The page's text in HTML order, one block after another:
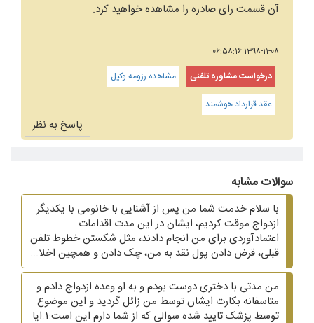
آن قسمت رای صادره را مشاهده خواهید کرد.
1398-11-08 06:58:16
درخواست مشاوره تلفنی
مشاهده رزومه وکیل
عقد قرارداد هوشمند
پاسخ به نظر
سوالات مشابه
با سلام خدمت شما من پس از آشنایی با خانومی با یکدیگر
ازدواج موقت کردیم، ایشان در این مدت اقدامات
اعتمادآوردی برای من انجام دادند، مثل شکستن خطوط تلفن
قبلی، قرض دادن پول نقد به من، چک دادن و همچین اخلا...
من مدتی با دختری دوست بودم و به او وعده ازدواج دادم و
متاسفانه بکارت ایشان توسط من زائل گردید و این موضوع
توسط پزشک تایید شده سوالی که از شما دارم این است:1.ایا